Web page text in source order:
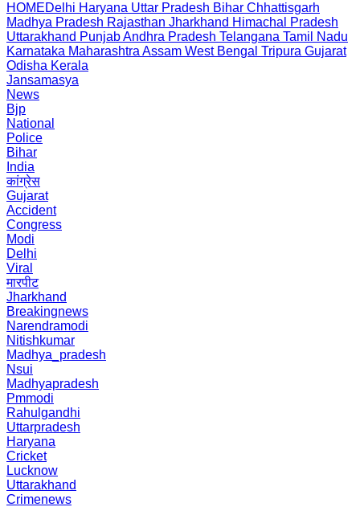
HOMEDelhi Haryana Uttar Pradesh Bihar Chhattisgarh
Madhya Pradesh Rajasthan Jharkhand Himachal Pradesh
Uttarakhand PunjabAndhra Pradesh Telangana Tamil Nadu
Karnataka Maharashtra Assam West Bengal Tripura Gujarat
Odisha Kerala
Jansamasya
News
Bjp
National
Police
Bihar
India
कांग्रेस
Gujarat
Accident
Congress
Modi
Delhi
Viral
मारपीट
Jharkhand
Breakingnews
Narendramodi
Nitishkumar
Madhya_pradesh
Nsui
Madhyapradesh
Pmmodi
Rahulgandhi
Uttarpradesh
Haryana
Cricket
Lucknow
Uttarakhand
Crimenews